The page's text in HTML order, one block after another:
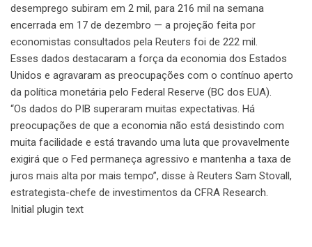
desemprego subiram em 2 mil, para 216 mil na semana
encerrada em 17 de dezembro — a projeção feita por
economistas consultados pela Reuters foi de 222 mil.
Esses dados destacaram a força da economia dos Estados
Unidos e agravaram as preocupações com o contínuo aperto
da política monetária pelo Federal Reserve (BC dos EUA).
“Os dados do PIB superaram muitas expectativas. Há
preocupações de que a economia não está desistindo com
muita facilidade e está travando uma luta que provavelmente
exigirá que o Fed permaneça agressivo e mantenha a taxa de
juros mais alta por mais tempo”, disse à Reuters Sam Stovall,
estrategista-chefe de investimentos da CFRA Research.
Initial plugin text